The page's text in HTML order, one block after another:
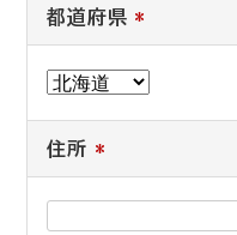
都道府県 *
住所 *